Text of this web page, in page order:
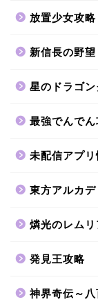
放置少女攻略
新信長の野望
星のドラゴ
最強でんでん
未配信アプリ
東方アルカ
燐光のレムリ
発見王攻略
神界奇伝～